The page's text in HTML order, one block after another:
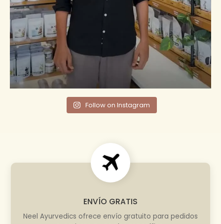
Follow on Instagram
ENVÍO GRATIS
Neel Ayurvedics ofrece envío gratuito para pedidos